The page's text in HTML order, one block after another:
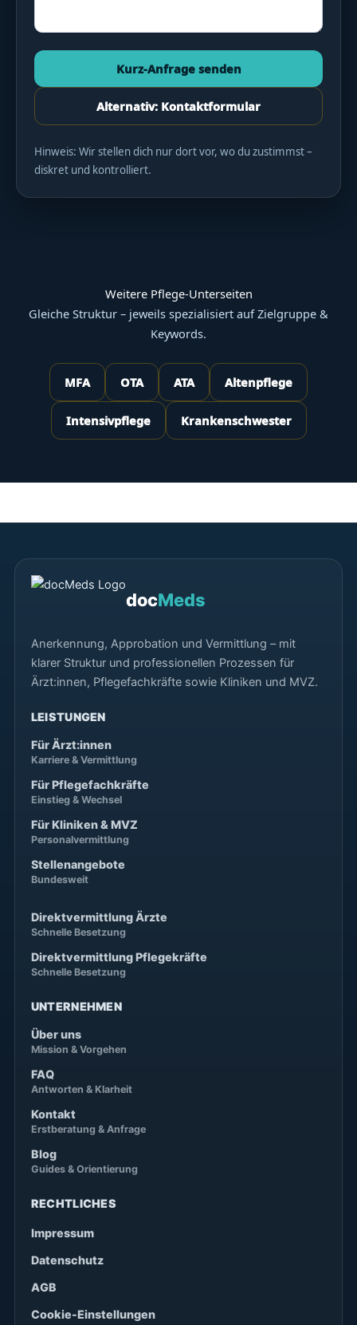
Kurz-Anfrage senden
Alternativ: Kontaktformular
Hinweis: Wir stellen dich nur dort vor, wo du zustimmst –
diskret und kontrolliert.
Weitere Pflege-Unterseiten
Gleiche Struktur – jeweils spezialisiert auf Zielgruppe &
Keywords.
MFA OTA ATA Altenpflege
Intensivpflege Krankenschwester
docMeds
Anerkennung, Approbation und Vermittlung – mit
klarer Struktur und professionellen Prozessen für
Ärzt:innen, Pflegefachkräfte sowie Kliniken und MVZ.
LEISTUNGEN
Für Ärzt:innen
Karriere & Vermittlung
Für Pflegefachkräfte
Einstieg & Wechsel
Für Kliniken & MVZ
Personalvermittlung
Stellenangebote
Bundesweit
Direktvermittlung Ärzte
Schnelle Besetzung
Direktvermittlung Pflegekräfte
Schnelle Besetzung
UNTERNEHMEN
Über uns
Mission & Vorgehen
FAQ
Antworten & Klarheit
Kontakt
Erstberatung & Anfrage
Blog
Guides & Orientierung
RECHTLICHES
Impressum
Datenschutz
AGB
Cookie-Einstellungen